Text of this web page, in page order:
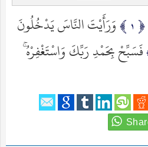
وَرَأَيْتَ النَّاسَ يَدْخُلُونَ
فَسَبِّحْ بِحَمْدِ رَبِّكَ وَاسْتَغْفِرْهُ ۚ